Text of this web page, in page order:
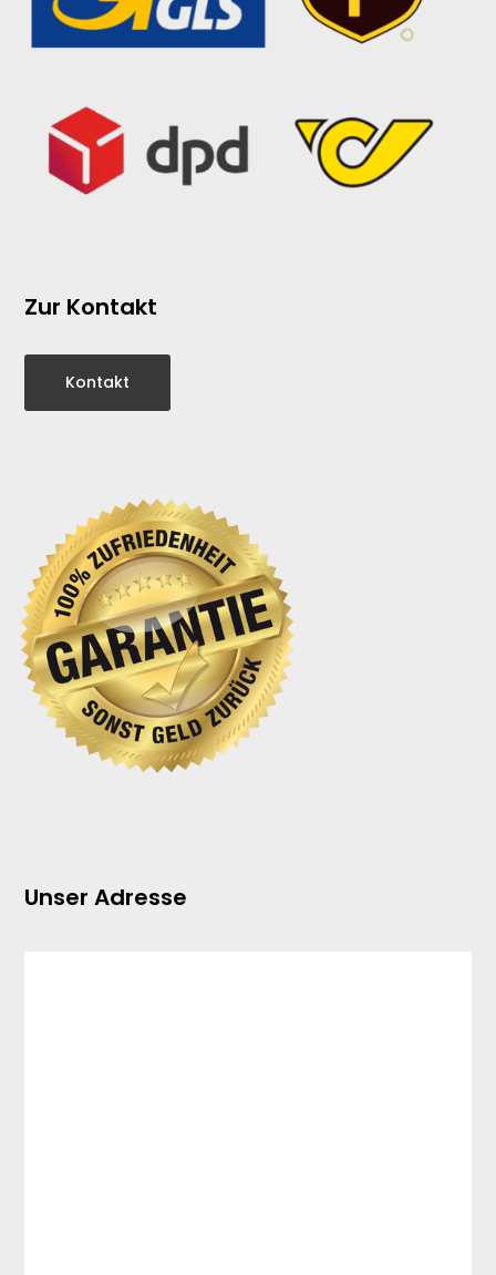
Zur Kontakt
Kontakt
Unser Adresse